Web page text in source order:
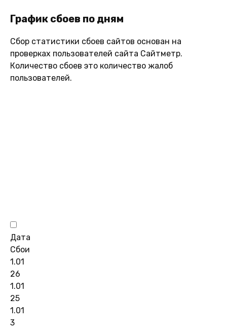
График сбоев по дням
Сбор статистики сбоев сайтов основан на
проверках пользователей сайта Сайтметр.
Количество сбоев это количество жалоб
пользователей.
Дата
Сбои
1.01
26
1.01
25
1.01
3